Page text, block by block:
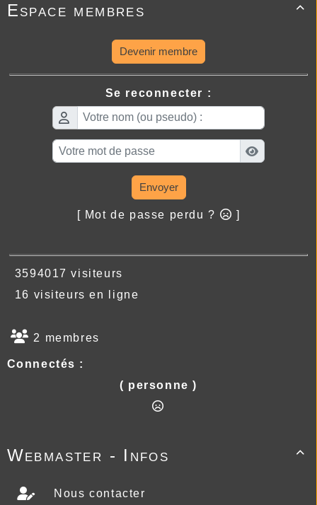

Espace membres
Devenir membre
Se reconnecter :
Envoyer
[ Mot de passe perdu ? ]
3594017 visiteurs
16 visiteurs en ligne
2 membres
Connectés :
( personne )

Webmaster - Infos
Nous contacter